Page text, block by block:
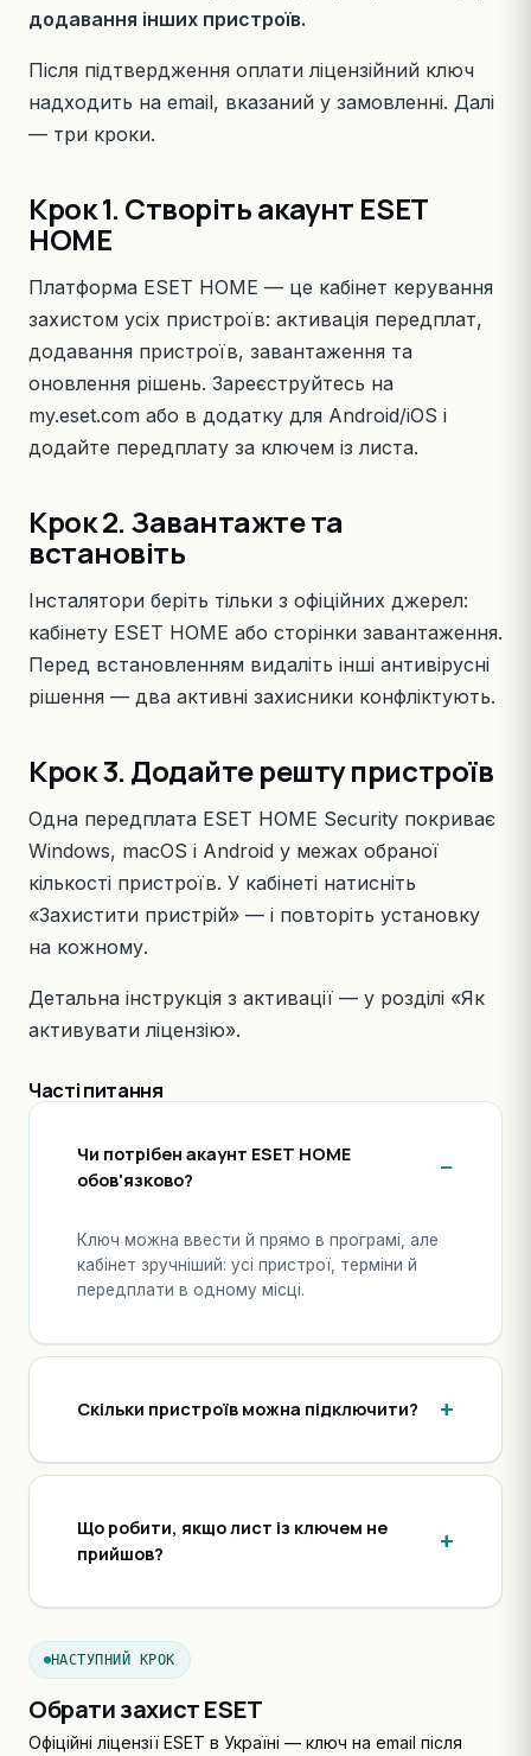
додавання інших пристроїв.
Після підтвердження оплати ліцензійний ключ
надходить на email, вказаний у замовленні. Далі
— три кроки.
Крок 1. Створіть акаунт ESET
HOME
Платформа ESET HOME — це кабінет керування
захистом усіх пристроїв: активація передплат,
додавання пристроїв, завантаження та
оновлення рішень. Зареєструйтесь на
my.eset.com або в додатку для Android/iOS і
додайте передплату за ключем із листа.
Крок 2. Завантажте та
встановіть
Інсталятори беріть тільки з офіційних джерел:
кабінету ESET HOME або сторінки завантаження.
Перед встановленням видаліть інші антивірусні
рішення — два активні захисники конфліктують.
Крок 3. Додайте решту пристроїв
Одна передплата ESET HOME Security покриває
Windows, macOS і Android у межах обраної
кількості пристроїв. У кабінеті натисніть
«Захистити пристрій» — і повторіть установку
на кожному.
Детальна інструкція з активації — у розділі «Як
активувати ліцензію».
Часті питання
Чи потрібен акаунт ESET HOME
обов'язково?
Ключ можна ввести й прямо в програмі, але
кабінет зручніший: усі пристрої, терміни й
передплати в одному місці.
Скільки пристроїв можна підключити?
Що робити, якщо лист із ключем не
прийшов?
НАСТУПНИЙ КРОК
Обрати захист ESET
Офіційні ліцензії ESET в Україні — ключ на email після